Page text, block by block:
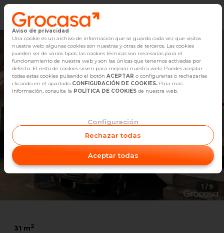
Vender
Buscar Inmuebles
Alquiler
Empleo
Oficinas
Contacto
1 / 9
31 m2
Aviso de privacidad
Una cookie es un archivo de información que se guarda cada vez que visitas
nuestra web: algunas cookies son nuestras y otras de terceros. Las cookies
pueden ser de varios tipos: las cookies técnicas son necesarias para el
funcionamiento de nuestra web y son las únicas que tenemos activadas por
defecto. El resto de cookies sirven para mejorar nuestra web. Puedes aceptar
todas estas cookies pulsando el botón ACEPTAR o configurarlas o rechazarlas
clicando en el apartado CONFIGURACIÓN DE COOKIES. Para más
información, consulta la POLÍTICA DE COOKIES de nuestra web.
Configuración
Rechazar todas
Aceptar todas